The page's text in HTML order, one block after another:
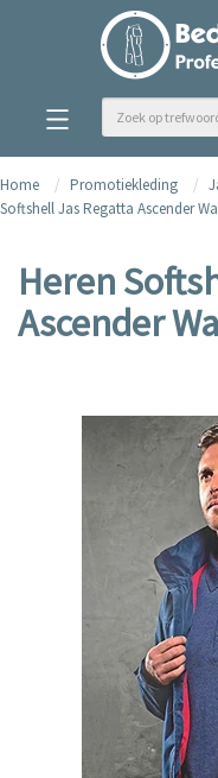
Home Promotiekleding
Softshell Jas Regatta Ascender
Heren
Ascender